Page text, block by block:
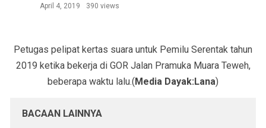
April 4, 2019 390 views
Petugas pelipat kertas suara untuk Pemilu Serentak tahun
2019 ketika bekerja di GOR Jalan Pramuka Muara Teweh,
beberapa waktu lalu.(Media Dayak:Lana)
BACAAN LAINNYA